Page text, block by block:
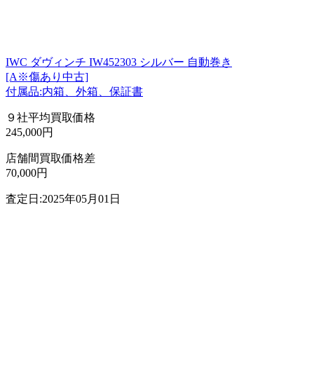
IWC ダヴィンチ IW452303 シルバー 自動巻き
[A※傷あり中古]
付属品:内箱、外箱、保証書
９社平均買取価格
245,000円
店舗間買取価格差
70,000円
査定日:2025年05月01日